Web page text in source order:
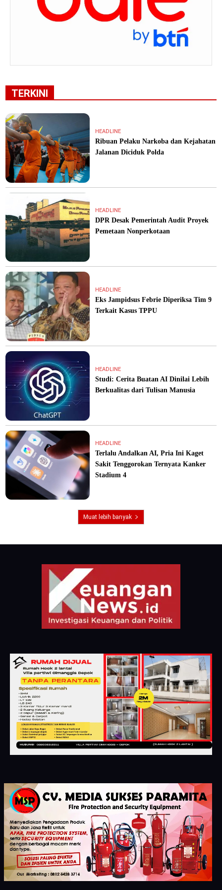
TERKINI
HEADLINE
Ribuan Pelaku Narkoba dan Kejahatan
Jalanan Diciduk Polda
HEADLINE
DPR Desak Pemerintah Audit Proyek
Pemetaan Nonperkotaan
HEADLINE
Eks Jampidsus Febrie Diperiksa Tim 9
Terkait Kasus TPPU
HEADLINE
Studi: Cerita Buatan AI Dinilai Lebih
Berkualitas dari Tulisan Manusia
HEADLINE
Terlalu Andalkan AI, Pria Ini Kaget
Sakit Tenggorokan Ternyata Kanker
Stadium 4
Muat lebih banyak